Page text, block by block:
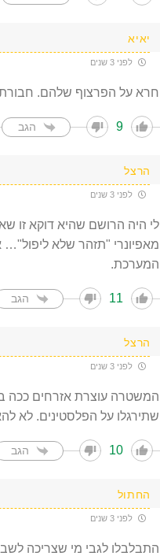
יאיא
לפני 3 שנים
חרא על הפרצוף שלהם.
9 הגב
הרצל
לפני 3 שנים
לי היה הרושם שהיא דוקא זו
מאפיונרי "תזהר שלא
המערכת.
11 הגב
הרצל
לפני 3 שנים
שתירגלו על הפלסטינים. לא
10 הגב
החתול
לפני 3 שנים
התבלבלו לגבי מי שצריכה